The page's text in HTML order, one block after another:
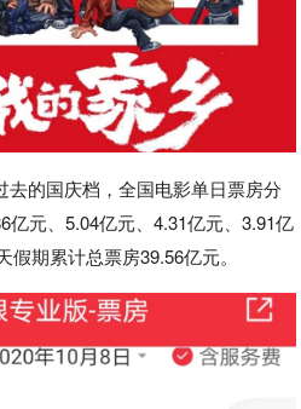
去的国庆档，全国电影单日票房分
亿元、5.04亿元、4.31亿元、3.91亿
期累计总票房39.56亿元。